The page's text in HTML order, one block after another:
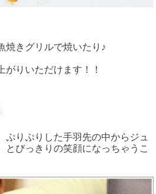
焼きグリルで焼いたり♪
りいただけます！！
ぷりぷりした手羽先の中からジュ
とびっきりの笑顔になっちゃうこ